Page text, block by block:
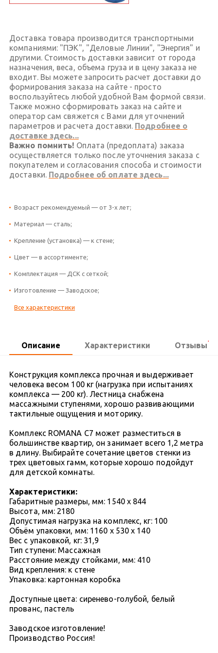
Доставка товара производится транспортными
компаниями: "ПЭК", "Деловые Линии", "Энергия" и
другими. Стоимость доставки зависит от города
назначения, веса, объема груза и в цену заказа не
входит. Вы можете запросить расчет доставки до
формирования заказа на сайте - просто
воспользуйтесь любой удобной Вам формой связи.
Также можно сформировать заказ на сайте и
оператор сам свяжется с Вами для уточнений
параметров и расчета доставки. Подробнее о
доставке здесь...
Важно помнить! Оплата (предоплата) заказа
осуществляется только после уточнения заказа с
покупателем и согласования способа и стоимости
доставки. Подробнее об оплате здесь...
Возраст рекомендуемый — от 3-х лет;
Материал — сталь;
Крепление (установка) — к стене;
Цвет — в ассортименте;
Комплектация — ДСК с сеткой;
Изготовление — Заводское;
Все характеристики
Описание Характеристики Отзывы1
Конструкция комплекса прочная и выдерживает
человека весом 100 кг (нагрузка при испытаниях
комплекса — 200 кг). Лестница снабжена
массажными ступенями, хорошо развивающими
тактильные ощущения и моторику.
Комплекс ROMANA С7 может разместиться в
большинстве квартир, он занимает всего 1,2 метра
в длину. Выбирайте сочетание цветов стенки из
трех цветовых гамм, которые хорошо подойдут
для детской комнаты.
Характеристики:
Габаритные размеры, мм: 1540 x 844
Высота, мм: 2180
Допустимая нагрузка на комплекс, кг: 100
Объём упаковки, мм: 1160 x 530 x 140
Вес с упаковкой, кг: 31,9
Тип ступени: Массажная
Расстояние между стойками, мм: 410
Вид крепления: к стене
Упаковка: картонная коробка
Доступные цвета: сиренево-голубой, белый
прованс, пастель
Заводское изготовление!
Производство Россия!